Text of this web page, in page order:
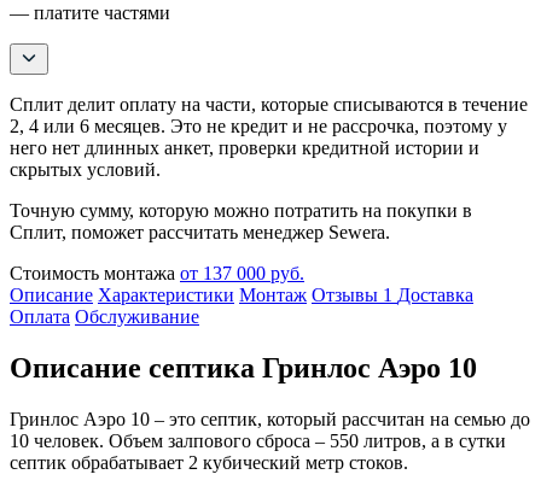
— платите частями
Сплит делит оплату на части, которые списываются в течение
2, 4 или 6 месяцев. Это не кредит и не рассрочка, поэтому у
него нет длинных анкет, проверки кредитной истории и
скрытых условий.
Точную сумму, которую можно потратить на покупки в
Сплит, поможет рассчитать менеджер Sewera.
Стоимость монтажа от 137 000 руб.
Описание Характеристики Монтаж Отзывы 1 Доставка
Оплата Обслуживание
Описание септика Гринлос Аэро 10
Гринлос Аэро 10 – это септик, который рассчитан на семью до
10 человек. Объем залпового сброса – 550 литров, а в сутки
септик обрабатывает 2 кубический метр стоков.